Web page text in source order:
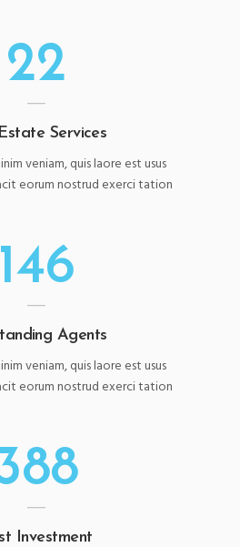
22
Services
veniam, quis laore est usus
eorum nostrud exerci tation
146
Agents
veniam, quis laore est usus
eorum nostrud exerci tation
Investment